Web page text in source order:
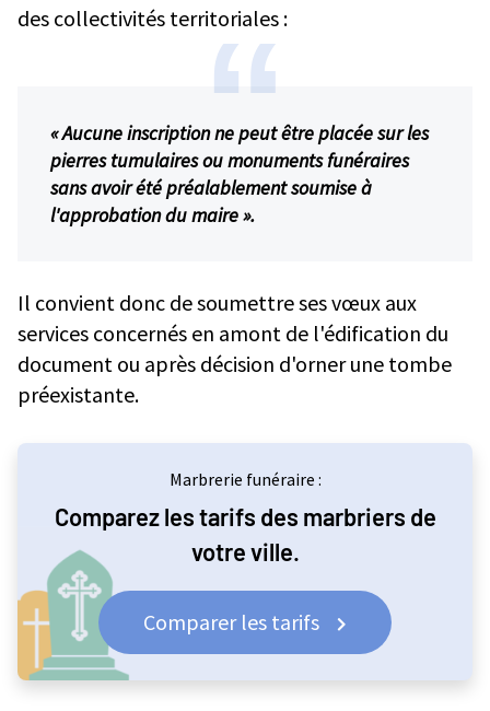
des collectivités territoriales :
«Aucune inscription ne peut être placée sur les
pierres tumulaires ou monuments funéraires
sans avoir été préalablement soumise à
l'approbation du maire ».
Il convient donc de soumettre ses vœux aux
services concernés en amont de l'édification du
document ou après décision d'orner une tombe
préexistante.
Marbrerie funéraire :
Comparez les tarifs des marbriers de
votre ville.
Comparer les tarifs